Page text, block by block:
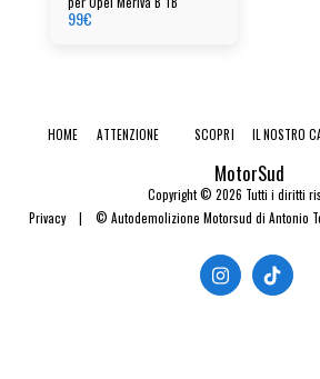
99€
MotorSud
Copyright © 2026 Tutti i diritti
Privacy| © Autodemolizione Motorsud di Antonio
HOME ATTENZIONE SCOPRI IL NOSTRO